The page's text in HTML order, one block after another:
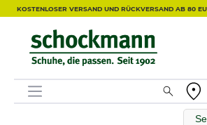
KOSTENLOSER VERSAND UND RÜCKVERSAND AB 80